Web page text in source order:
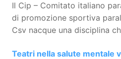
Il Cip – Comitato italiano
di promozione sportiva
Csv nacque una disciplina
Teatri nella salute mentale